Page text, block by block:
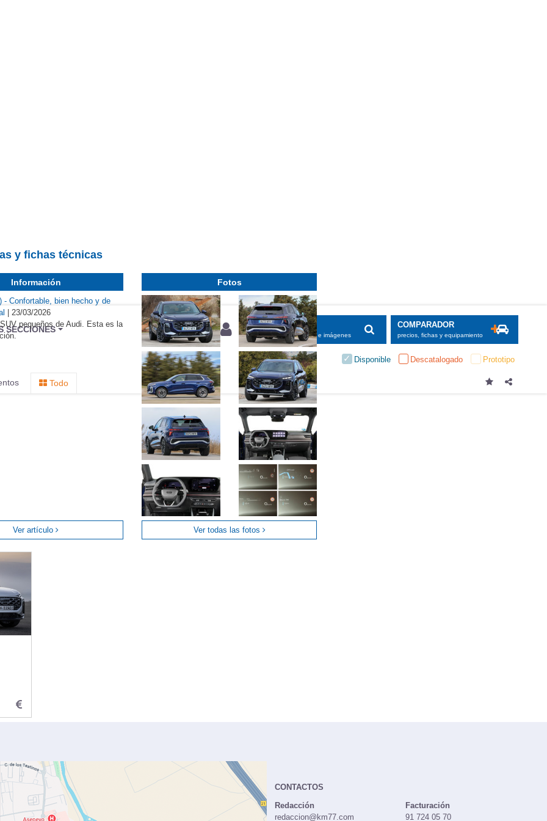
SECCIONES BUSCADOR
informaciones, fichas e imágenes
COMPARADOR
precios, fichas y equipamiento
Disponible Descatalogado Prototipo
Todo
y fichas técnicas
Información
- Confortable, bien hecho y de
| 23/03/2026
pequeños de Audi. Esta es la
Ver artículo
Fotos
Ver todas las fotos
CONTACTOS
Redacción
redaccion@km77.com
Facturación
91 724 05 70